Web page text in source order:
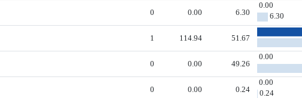
0 0.00 6.30
0.00
6.30
1 114.94 51.67
0 0.00 49.26
0.00
0 0.00 0.24
0.00
0.24